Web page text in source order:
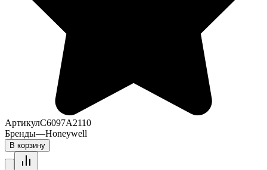
АртикулC6097A2110
Бренды—Honeywell
В корзину